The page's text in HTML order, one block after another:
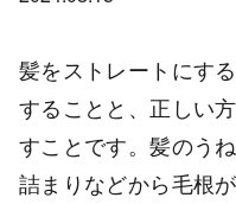
髪をストレートにす
することと、正しい
すことです。髪のう
詰まりなどから毛根